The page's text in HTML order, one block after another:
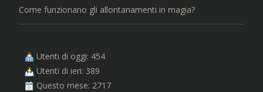
Come funzionano gli allontanamenti in magia?
Utenti di oggi: 454
Utenti di ieri: 389
Questo mese: 2717